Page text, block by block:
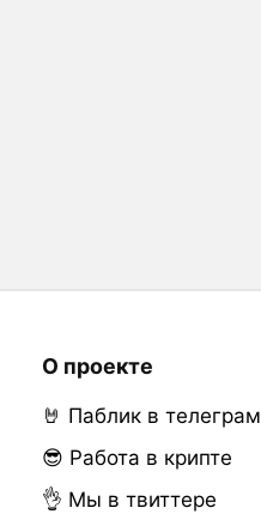
О проекте
🤘 Паблик в телеграм
😎 Работа в крипте
👌 Мы в твиттере